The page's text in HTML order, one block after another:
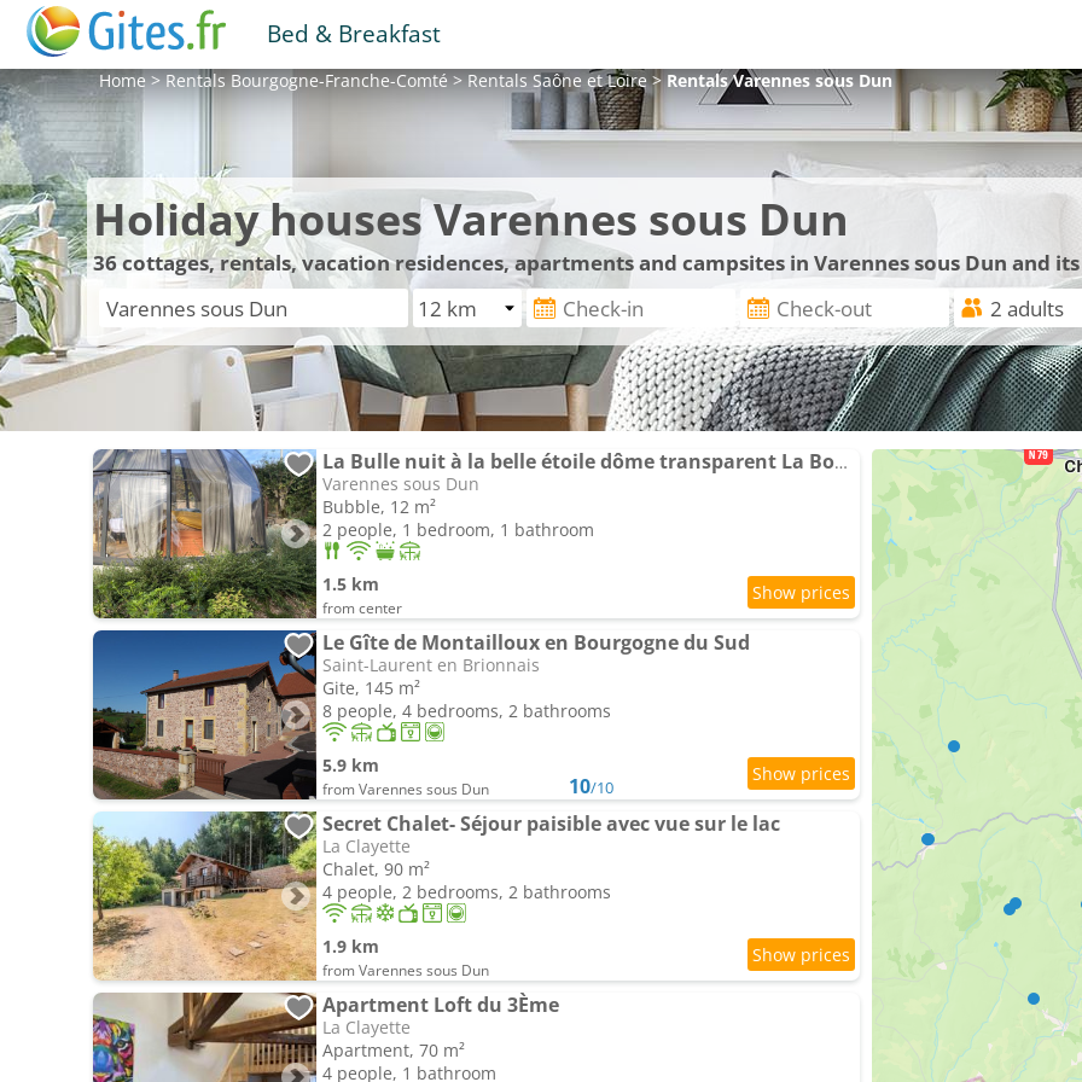
Bed & Breakfast
Home>RentalsBourgogne-Franche-Comté>RentalsSaône et Loire>RentalsVarennes sous Dun
Holiday houses Varennes sous Dun
36cottages, rentals, vacation residences, apartments and campsites in Varennes sous Dun and
La Bulle nuit à la belle étoile dôme transparent La Bougie Perlée
Varennes sous Dun
Bubble, 12 m²
2 people, 1 bedroom, 1 bathroom
1.5 km
from center
Le Gîte de Montailloux en Bourgogne du Sud
Saint-Laurent en Brionnais
Gite, 145 m²
8 people, 4 bedrooms, 2 bathrooms
5.9 km
from Varennes sous Dun 10/10
Secret Chalet- Séjour paisible avec vue sur le lac
La Clayette
Chalet, 90 m²
4 people, 2 bedrooms, 2 bathrooms
1.9 km
from Varennes sous Dun
Apartment Loft du 3Ème
La Clayette
Apartment, 70 m²
4 people, 1 bathroom